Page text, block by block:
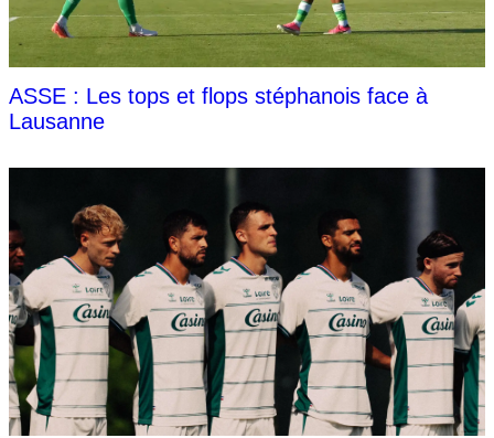
ASSE : Les tops et flops stéphanois face à
Lausanne